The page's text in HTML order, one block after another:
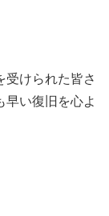
受けられた皆さ
早い復旧を心よ